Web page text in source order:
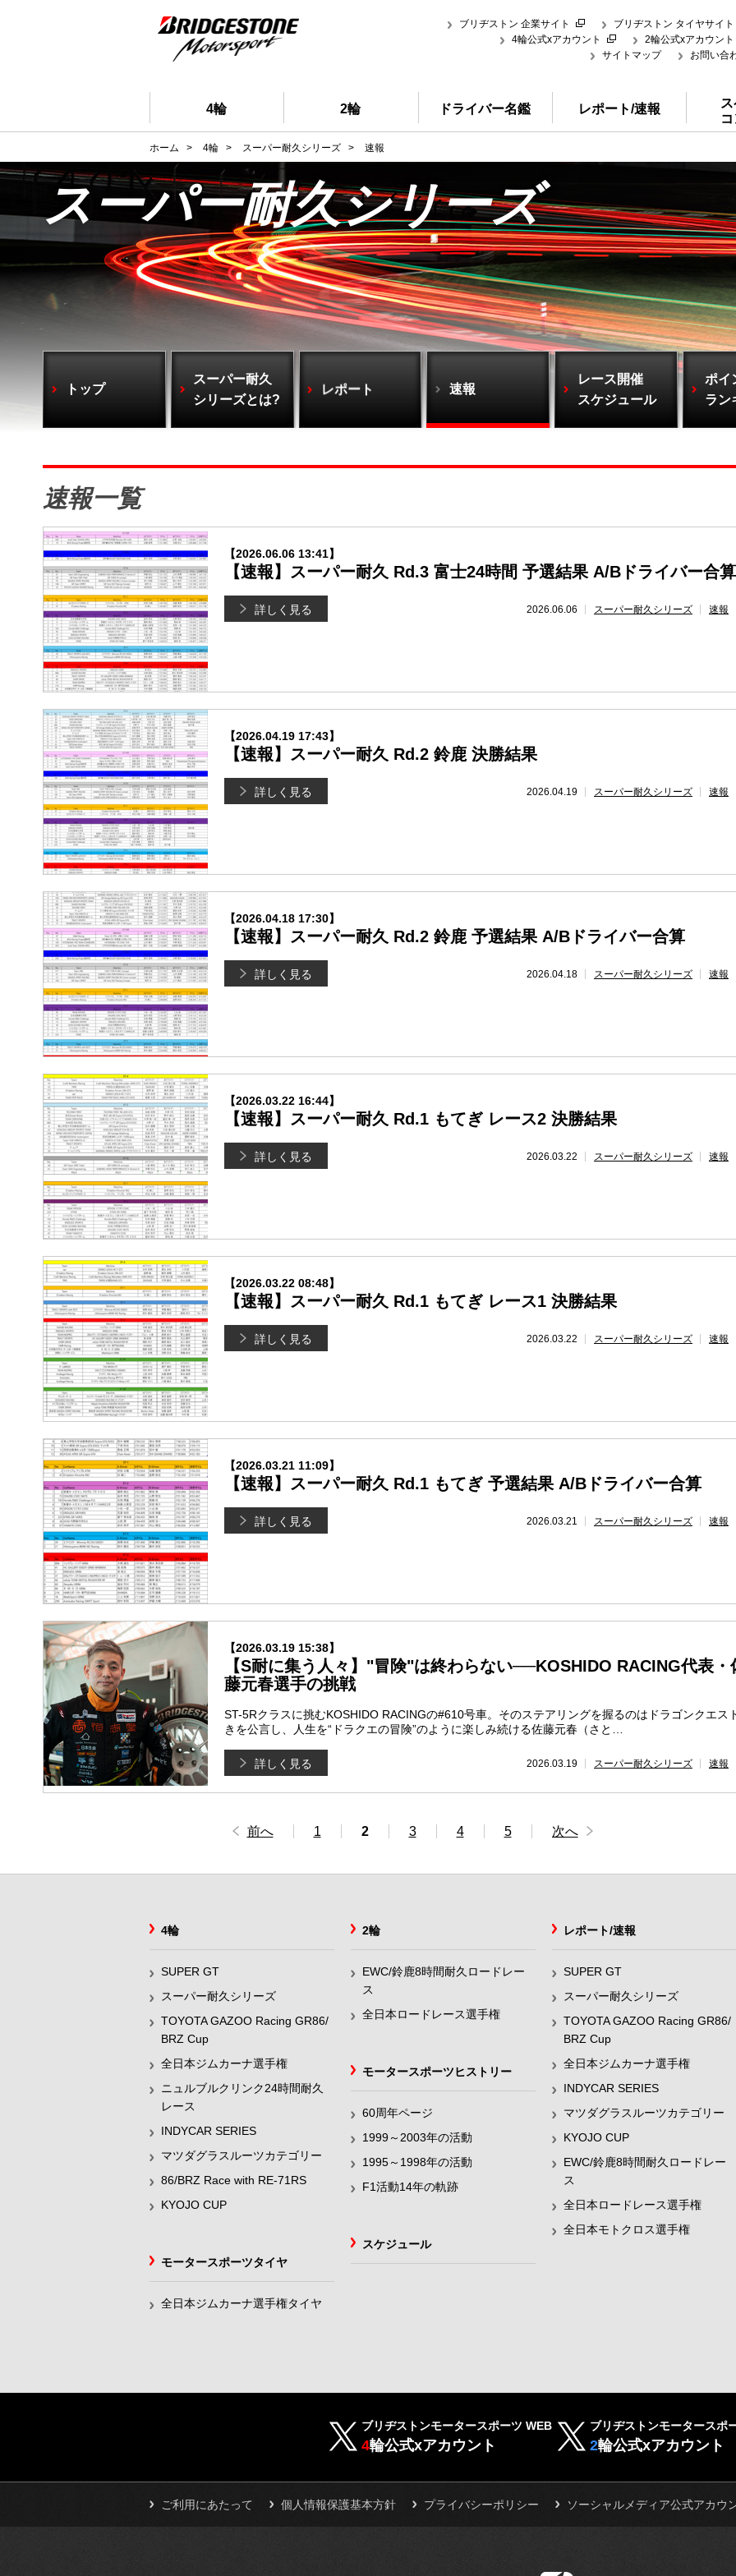
ブリヂストン 企業サイト
ブリヂストン タイヤサイト
4輪公式xアカウント
2輪公式xアカウント
サイトマップ
お問い合
4輪 2輪 ドライバー名鑑 レポート/速報
ホーム > 4輪 > スーパー耐久シリーズ > 速報
スーパー耐久シリーズ
トップ
スーパー耐久
シリーズとは?
レポート 速報
レース開催
スケジュール
ポイ
ラン
速報一覧
【2026.06.06 13:41】
【速報】スーパー耐久 Rd.3 富士24時間 予選結果 A/Bドライバー合算
2026.06.06 スーパー耐久シリーズ 速報
詳しく見る
【2026.04.19 17:43】
【速報】スーパー耐久 Rd.2 鈴鹿 決勝結果
2026.04.19 スーパー耐久シリーズ 速報
詳しく見る
【2026.04.18 17:30】
【速報】スーパー耐久 Rd.2 鈴鹿 予選結果 A/Bドライバー合算
2026.04.18 スーパー耐久シリーズ 速報
詳しく見る
【2026.03.22 16:44】
【速報】スーパー耐久 Rd.1 もてぎ レース2 決勝結果
2026.03.22 スーパー耐久シリーズ 速報
詳しく見る
【2026.03.22 08:48】
【速報】スーパー耐久 Rd.1 もてぎ レース1 決勝結果
2026.03.22 スーパー耐久シリーズ 速報
詳しく見る
【2026.03.21 11:09】
【速報】スーパー耐久 Rd.1 もてぎ 予選結果 A/Bドライバー合算
2026.03.21 スーパー耐久シリーズ 速報
詳しく見る
【2026.03.19 15:38】
【S耐に集う人々】"冒険"は終わらない──KOSHIDO RACING代表・
藤元春選手の挑戦
ST-5Rクラスに挑むKOSHIDO RACINGの#610号車。そのステアリングを握るのはドラゴンクエス
きを公言し、人生を“ドラクエの冒険”のように楽しみ続ける佐藤元春（さと…
2026.03.19 スーパー耐久シリーズ 速報
詳しく見る
前へ 1 2 3 4 5 次へ
4輪
SUPER GT
スーパー耐久シリーズ
TOYOTA GAZOO Racing GR86/
BRZ Cup
全日本ジムカーナ選手権
ニュルブルクリンク24時間耐久
レース
INDYCAR SERIES
マツダグラスルーツカテゴリー
86/BRZ Race with RE-71RS
KYOJO CUP
2輪
EWC/鈴鹿8時間耐久ロードレー
ス
全日本ロードレース選手権
レポート/速報
SUPER GT
スーパー耐久シリーズ
TOYOTA GAZOO Racing GR86/
BRZ Cup
全日本ジムカーナ選手権
INDYCAR SERIES
マツダグラスルーツカテゴリー
KYOJO CUP
EWC/鈴鹿8時間耐久ロードレー
ス
全日本ロードレース選手権
全日本モトクロス選手権
モータースポーツヒストリー
60周年ページ
1999～2003年の活動
1995～1998年の活動
F1活動14年の軌跡
スケジュール
モータースポーツタイヤ
全日本ジムカーナ選手権タイヤ
ブリヂストンモータースポーツ WEB
4輪公式xアカウント
ブリヂストンモータースポ
2輪公式xアカウント
ご利用にあたって 個人情報保護基本方針 プライバシーポリシー ソーシャルメディア公式アカウ